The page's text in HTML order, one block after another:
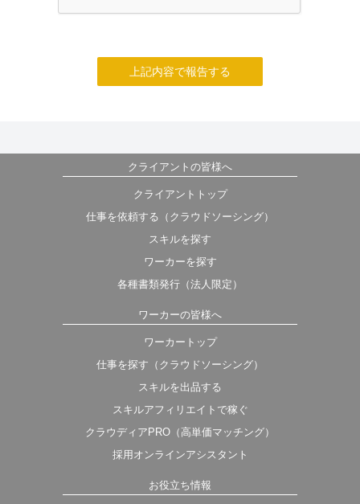
上記内容で報告する
クライアントの皆様へ
クライアントトップ
仕事を依頼する（クラウドソーシング）
スキルを探す
ワーカーを探す
各種書類発行（法人限定）
ワーカーの皆様へ
ワーカートップ
仕事を探す（クラウドソーシング）
スキルを出品する
スキルアフィリエイトで稼ぐ
クラウディアPRO（高単価マッチング）
採用オンラインアシスタント
お役立ち情報